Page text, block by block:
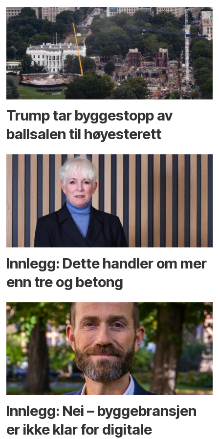
Trump tar byggestopp av
ballsalen til høyesterett
Innlegg: Dette handler om mer
enn tre og betong
Innlegg: Nei – byggebransjen
er ikke klar for digitale